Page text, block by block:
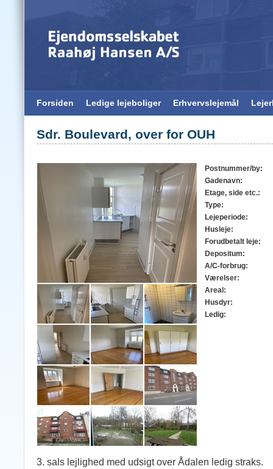
Forsiden Ledige lejeboliger Erhvervslejemål
Sdr. Boulevard, over for OUH
Postnummer/by:
Gadenavn:
Etage, side etc.:
Type:
Lejeperiode:
Husleje:
Forudbetalt leje:
Depositum:
A/C-forbrug:
Værelser:
Areal:
Husdyr:
Ledig:
3. sals lejlighed med udsigt over Ådalen ledig straks.